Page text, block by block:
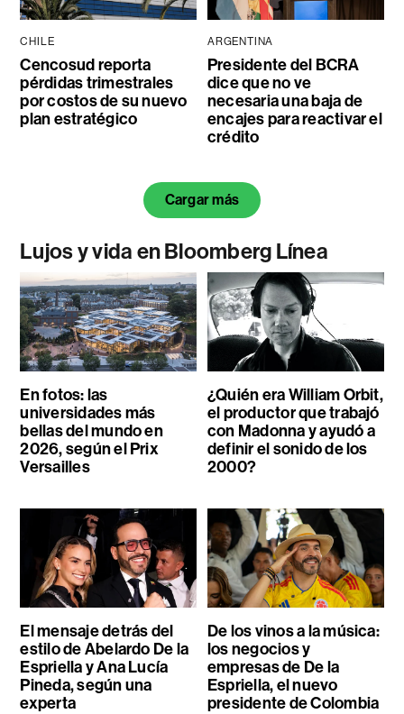
CHILE
Cencosud reporta
pérdidas trimestrales
por costos de su nuevo
plan estratégico
ARGENTINA
Presidente del BCRA
dice que no ve
necesaria una baja de
encajes para reactivar el
crédito
Cargar más
Lujos y vida en Bloomberg Línea
En fotos: las
universidades más
bellas del mundo en
2026, según el Prix
Versailles
¿Quién era William Orbit,
el productor que trabajó
con Madonna y ayudó a
definir el sonido de los
2000?
El mensaje detrás del
estilo de Abelardo De la
Espriella y Ana Lucía
Pineda, según una
experta
De los vinos a la música:
los negocios y
empresas de De la
Espriella, el nuevo
presidente de Colombia